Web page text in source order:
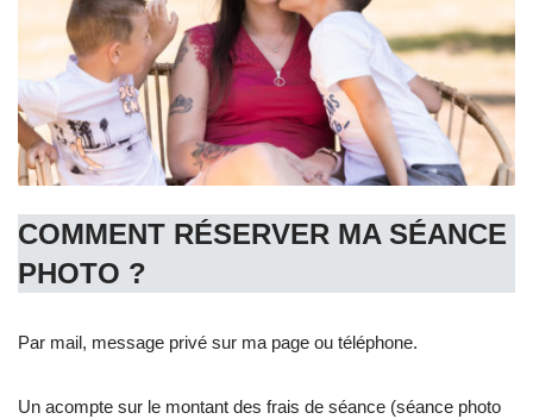
COMMENT RÉSERVER MA SÉANCE
PHOTO ?
Par mail, message privé sur ma page ou téléphone.
Un acompte sur le montant des frais de séance (séance photo